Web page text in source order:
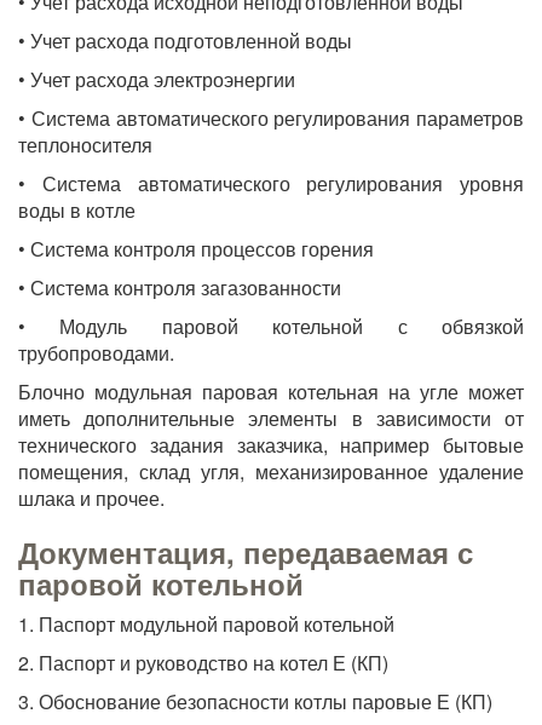
• Учет расхода подготовленной воды
• Учет расхода электроэнергии
• Система автоматического регулирования параметров
теплоносителя
• Система автоматического регулирования уровня
воды в котле
• Система контроля процессов горения
• Система контроля загазованности
• Модуль паровой котельной с обвязкой
трубопроводами.
Блочно модульная паровая котельная на угле может
иметь дополнительные элементы в зависимости от
технического задания заказчика, например бытовые
помещения, склад угля, механизированное удаление
шлака и прочее.
Документация, передаваемая с
паровой котельной
1. Паспорт модульной паровой котельной
2. Паспорт и руководство на котел Е (КП)
3. Обоснование безопасности котлы паровые Е (КП)